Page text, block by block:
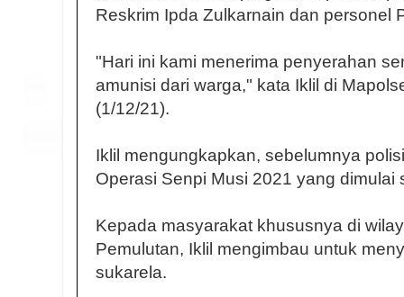
Reskrim Ipda Zulkarnain dan personel
"Hari ini kami menerima penyerahan
amunisi dari warga," kata Iklil di
(1/12/21).
Iklil mengungkapkan, sebelumnya
Operasi Senpi Musi 2021 yang dimulai
Kepada masyarakat khususnya di
Pemulutan, Iklil mengimbau untuk
sukarela.